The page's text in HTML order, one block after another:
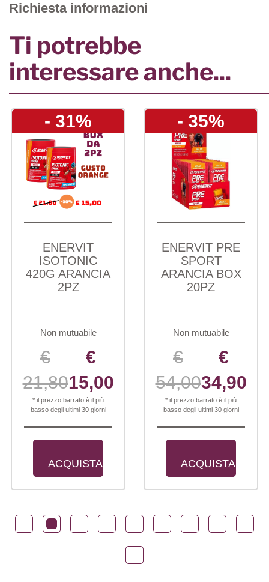
Richiesta informazioni
Ti potrebbe
interessare anche...
- 31%
ENERVIT
ISOTONIC
420G ARANCIA
2PZ
Non mutuabile
€
21,80
€
15,00
* il prezzo barrato è il più
basso degli ultimi 30 giorni
ACQUISTA
- 35%
ENERVIT PRE
SPORT
ARANCIA BOX
20PZ
Non mutuabile
€
54,00
€
34,90
* il prezzo barrato è il più
basso degli ultimi 30 giorni
ACQUISTA